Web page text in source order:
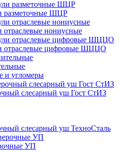
разметочные ШЦР
нониусные
отраслевые цифровые ШЦЦО
и угломеры
слесарный уш Гост СтИЗ
слесарный уш ТехноСталь
УП